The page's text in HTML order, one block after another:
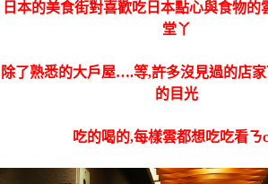
日本的美食街對喜歡吃日本點心與食物的
堂丫
除了熟悉的大戶屋….等,許多沒見過的店
的目光
吃的喝的,每樣雲都想吃吃看ㄋ